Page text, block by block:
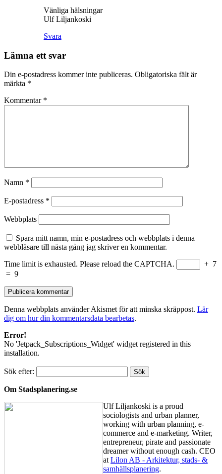
Vänliga hälsningar
Ulf Liljankoski
Svara
Lämna ett svar
Din e-postadress kommer inte publiceras. Obligatoriska fält är
märkta *
Kommentar *
Namn *
E-postadress *
Webbplats
Spara mitt namn, min e-postadress och webbplats i denna
webbläsare till nästa gång jag skriver en kommentar.
Time limit is exhausted. Please reload the CAPTCHA.
+ 7
= 9
Denna webbplats använder Akismet för att minska skräppost. Lär
dig om hur din kommentarsdata bearbetas.
Error!
No 'Jetpack_Subscriptions_Widget' widget registered in this
installation.
Sök efter:
Om Stadsplanering.se
Ulf Liljankoski is a proud
sociologists and urban planner,
working with urban planning, e-
commerce and e-marketing. Writer,
entrepreneur, pirate and passionate
dreamer without enough cash. CEO
atLilon AB - Arkitektur, stads- &
samhällsplanering.